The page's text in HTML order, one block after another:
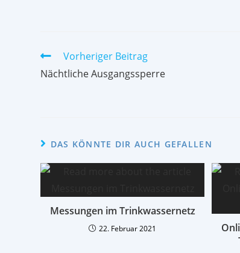
Vorheriger Beitrag
Nächtliche Ausgangssperre
DAS KÖNNTE DIR AUCH GEFALLEN
Messungen im Trinkwassernetz
22. Februar 2021